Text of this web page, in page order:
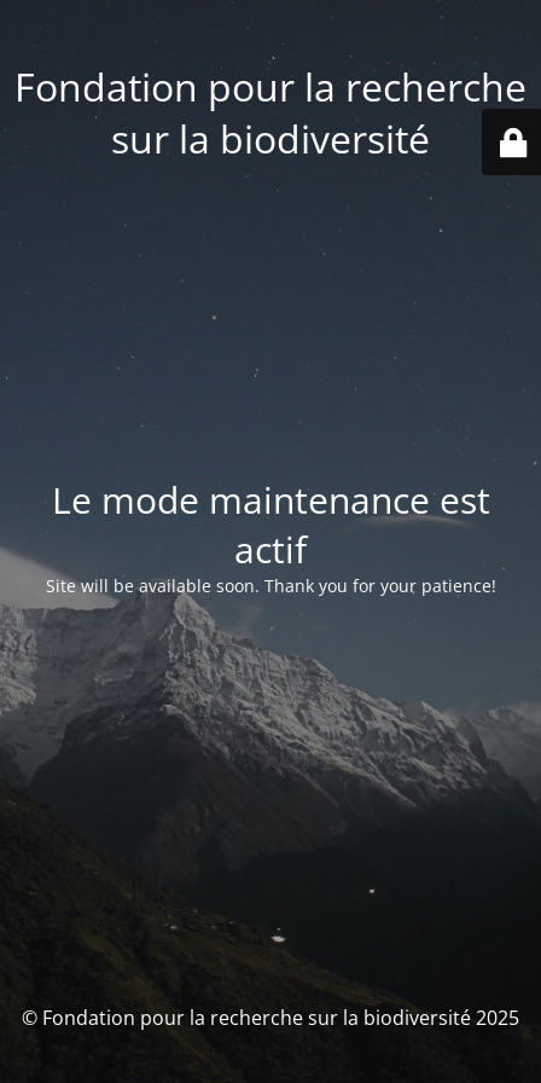
Fondation pour la recherche
sur la biodiversité
Le mode maintenance est
actif
Site will be available soon. Thank you for your patience!
© Fondation pour la recherche sur la biodiversité 2025